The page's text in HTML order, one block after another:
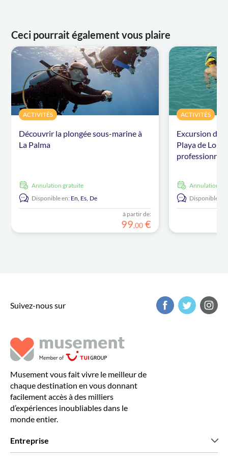
Ceci pourrait également vous plaire
ACTIVITÉS
Découvrir la plongée sous-marine à
La Palma
Annulation gratuite
Disponible en: En, Es, De
à partir de:
99,00 €
ACTIVITÉS
Excursion de
Playa de Los
professionnels
Annulation
Disponible en:
Suivez-nous sur
Musement vous fait vivre le meilleur de
chaque destination en vous donnant
facilement accès à des milliers
d’expériences inoubliables dans le
monde entier.
Entreprise